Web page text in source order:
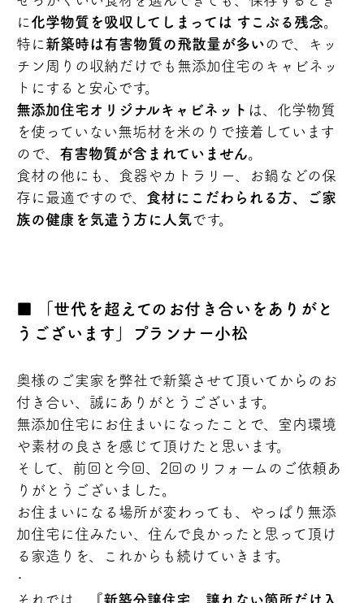
に 化学物質を吸収してしまっては すこぶる残念。
特に 新築時は有害物質の飛散量が多いので、キッ
チン周りの収納だけでも無添加住宅のキャビネッ
トにすると安心です。
無添加住宅オリジナルキャビネット は、化学物質
を使っていない無垢材を米のりで接着しています
ので、 有害物質が含まれていません。
食材の他にも、食器やカトラリー、お鍋などの保
存に最適ですので、 食材にこだわられる方、ご家
族の健康を気遣う方に人気です。
「世代を超えてのお付き合いをありがと
うございます」プランナー小松
奥様のご実家を弊社で新築させて頂いてからのお
付き合い、誠にありがとうございます。
無添加住宅にお住まいになったことで、室内環境
や素材の良さを感じて頂けたと思います。
そして、前回と今回、2回のリフォームのご依頼あ
りがとうございました。
お住まいになる場所が変わっても、やっぱり無添
加住宅に住みたい、住んで良かったと思って頂け
る家造りを、これからも続けていきます。
･
それでは、『新築分譲住宅 譲れない箇所だけ入